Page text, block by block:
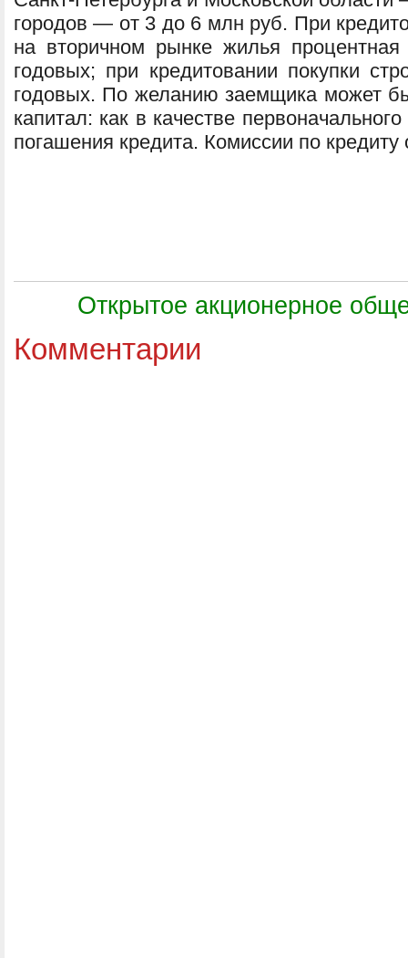
городов — от 3 до 6 млн руб. При
на вторичном рынке жилья процентная
годовых; при кредитовании покупки
годовых. По желанию заемщика может
капитал: как в качестве
погашения кредита. Комиссии по кредиту
Открытое акционерное
Комментарии